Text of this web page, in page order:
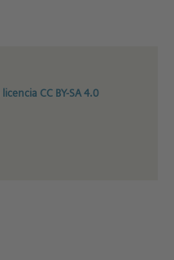
licencia CC BY-SA 4.0